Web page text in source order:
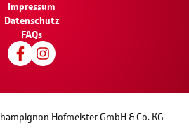
Impressum
Datenschutz
FAQs
Hofmeister GmbH & Co. KG